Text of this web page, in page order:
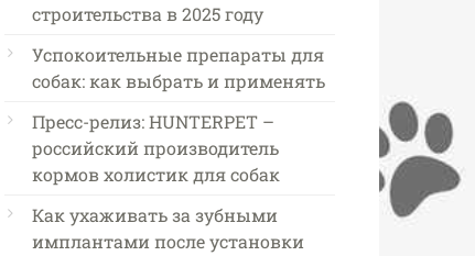
строительства в 2025 году
Успокоительные препараты для
собак: как выбрать и применять
Пресс-релиз: HUNTERPET –
российский производитель
кормов холистик для собак
Как ухаживать за зубными
имплантами после установки